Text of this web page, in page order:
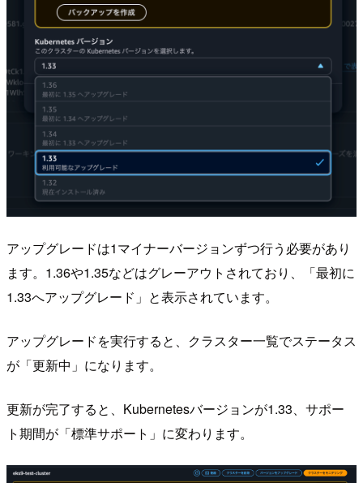
アップグレードは1マイナーバージョンずつ行う必要があり
ます。1.36や1.35などはグレーアウトされており、「最初に
1.33へアップグレード」と表示されています。
アップグレードを実行すると、クラスター一覧でステータス
が「更新中」になります。
更新が完了すると、Kubernetesバージョンが1.33、サポー
ト期間が「標準サポート」に変わります。